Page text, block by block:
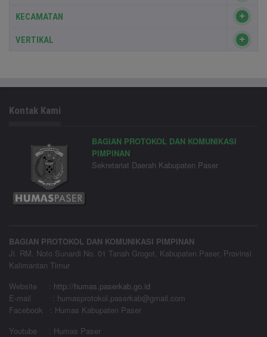
KECAMATAN
VERTIKAL
Kontak Kami
BAGIAN PROTOKOL DAN KOMUNIKASI
PIMPINAN
Sekretariat Daerah Kabupaten Paser
BAGIAN PROTOKOL DAN KOMUNIKASI PIMPINAN
Jl. RM. Noto Sunardi No. 01 Tanah Grogot, Kabupaten Paser, Provinsi
Kalimantan Timur
Website
: http://humas.paserkab.go.id
E-mail : humasprotokol.paserkab@gmail.com
Facebook : Humas Kabupaten Paser
Youtube : Humas Paser